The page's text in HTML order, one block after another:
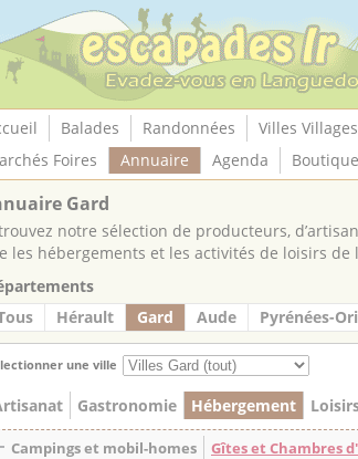
Balades Randonnées Villes Villages
Foires
Annuaire Agenda
Gard
notre sélection de producteurs,
les hébergements et les activités de loisirs de
Hérault Gard Aude Pyrénées-
une ville
Gastronomie Hébergement
Campings et mobil-homes Gîtes et Chambres